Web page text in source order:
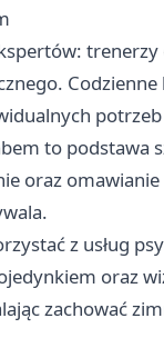
to podstawa
oraz
z usług
oraz
zachować